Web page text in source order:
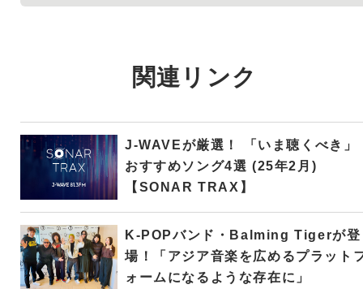
関連リンク
J-WAVEが厳選！ 「いま聴くべき」
おすすめソング4選 (25年2月)
【SONAR TRAX】
K-POPバンド・Balming Tigerが登
場！「アジア音楽を広めるプラット
ォームになるような存在に」